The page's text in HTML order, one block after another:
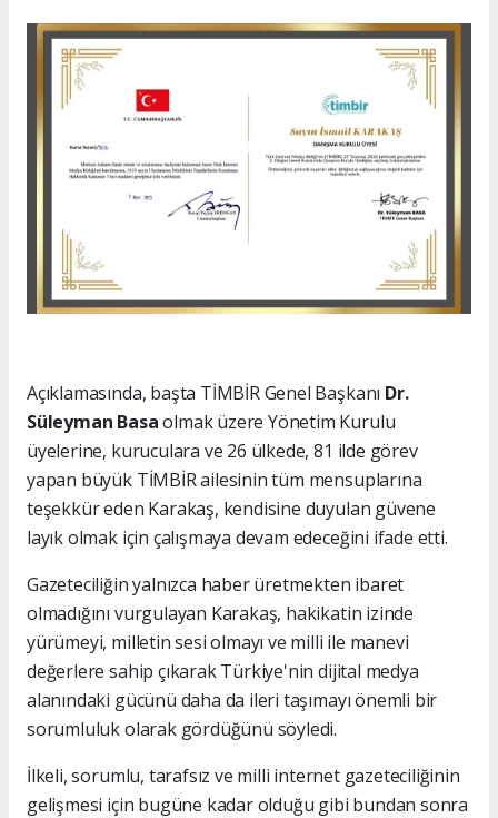
Açıklamasında, başta TİMBİR Genel Başkanı Dr.
Süleyman Basaolmak üzere Yönetim Kurulu
üyelerine, kuruculara ve 26 ülkede, 81 ilde görev
yapan büyük TİMBİR ailesinin tüm mensuplarına
teşekkür eden Karakaş, kendisine duyulan güvene
layık olmak için çalışmaya devam edeceğini ifade etti.
Gazeteciliğin yalnızca haber üretmekten ibaret
olmadığını vurgulayan Karakaş, hakikatin izinde
yürümeyi, milletin sesi olmayı ve milli ile manevi
değerlere sahip çıkarak Türkiye'nin dijital medya
alanındaki gücünü daha da ileri taşımayı önemli bir
sorumluluk olarak gördüğünü söyledi.
İlkeli, sorumlu, tarafsız ve milli internet gazeteciliğinin
gelişmesi için bugüne kadar olduğu gibi bundan sonra